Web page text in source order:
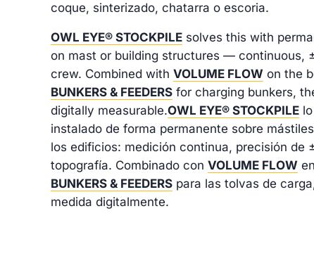
coque, sinterizado, chatarra o escoria.
OWL EYE® STOCKPILE solves this with
on mast or building structures — continuous,
crew. Combined with VOLUME FLOW on the
BUNKERS & FEEDERS for charging bunkers,
digitally measurable.OWL EYE® STOCKPILE
instalado de forma permanente sobre
los edificios: medición continua, precisión de
topografía. Combinado con VOLUME FLOW
BUNKERS & FEEDERS para las tolvas de
medida digitalmente.